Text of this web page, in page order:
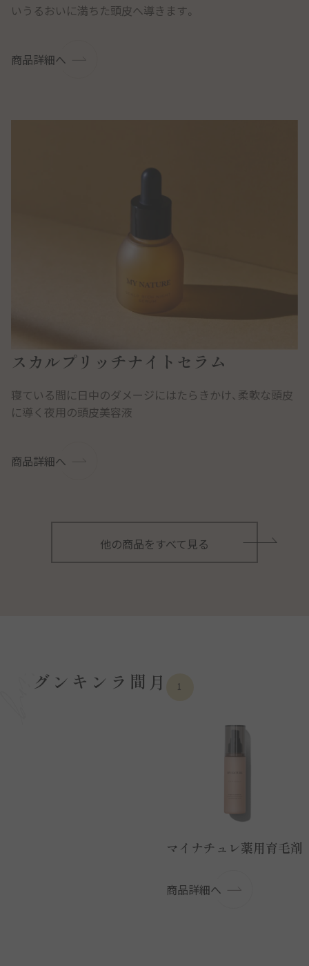
いうるおいに満ちた頭皮へ導きます。
商品詳細へ
スカルプリッチナイトセラム
寝ている間に日中のダメージにはたらきかけ、柔軟な頭皮
に導く夜用の頭皮美容液
商品詳細へ
他の商品をすべて見る
月間ランキング 1
マイナチュレ薬用育毛剤
商品詳細へ